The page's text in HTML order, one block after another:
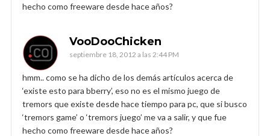
hecho como freeware desde hace años?
VooDooChicken
septiembre 18, 2012 a las 2:44 PM
hmm.. como se ha dicho de los demás artículos acerca de
‘existe esto para bberry’, eso no es el mismo juego de
tremors que existe desde hace tiempo para pc, que si busco
‘tremors game’ o ‘tremors juego’ me va a salir, y que fue
hecho como freeware desde hace años?